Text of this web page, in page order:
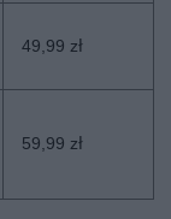
49,99 zł
59,99 zł